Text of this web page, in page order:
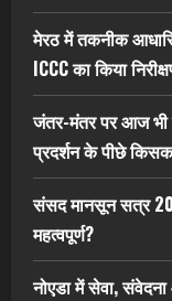
मेरठ में तकनीक
ICCC का किया
जंतर-मंतर पर आज भी
प्रदर्शन के पीछे
संसद मानसून सत्र
महत्वपूर्ण?
नोएडा में सेवा,